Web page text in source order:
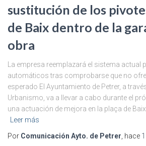
sustitución de los
de Baix dentro de la
obra
La empresa reemplazará el sistema actual
automáticos tras comprobarse que no
esperado El Ayuntamiento de Petrer, a
Urbanismo, va a llevar a cabo durante el
una actuación de mejora en la plaça de
Leer más
Por Comunicación Ayto. de Petrer , hace